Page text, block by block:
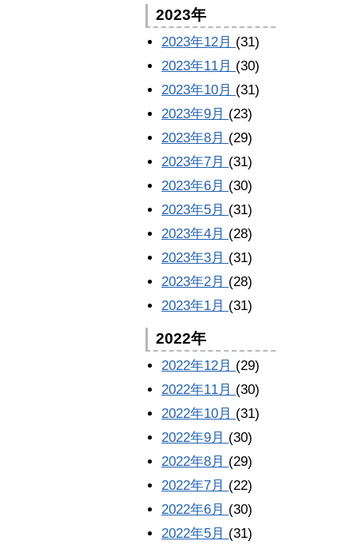
2023年
2023年12月 (31)
2023年11月 (30)
2023年10月 (31)
2023年9月 (23)
2023年8月 (29)
2023年7月 (31)
2023年6月 (30)
2023年5月 (31)
2023年4月 (28)
2023年3月 (31)
2023年2月 (28)
2023年1月 (31)
2022年
2022年12月 (29)
2022年11月 (30)
2022年10月 (31)
2022年9月 (30)
2022年8月 (29)
2022年7月 (22)
2022年6月 (30)
2022年5月 (31)